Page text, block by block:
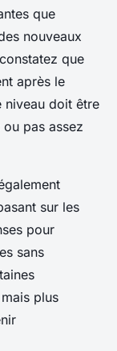
que
nouveaux
que
après le
niveau doit être
pas assez
sur les
pour
sans
plus